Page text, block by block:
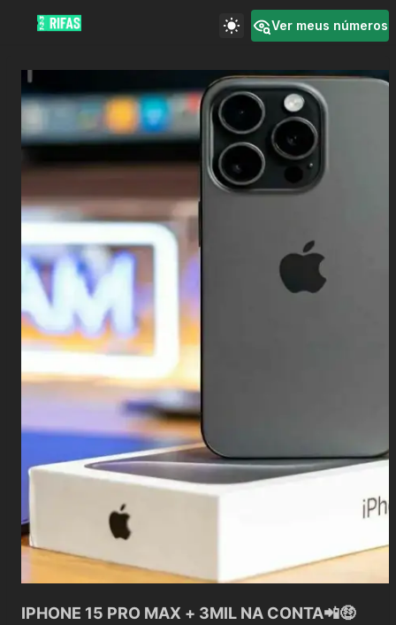
Ver meus números
IPHONE 15 PRO MAX + 3MIL NA CONTA📲🤑